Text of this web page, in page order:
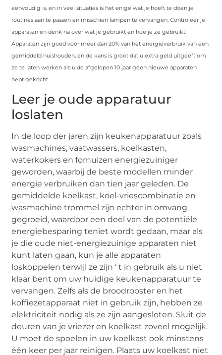
eenvoudig is, en in veel situaties is het enige wat je hoeft te doen je
routines aan te passen en misschien lampen te vervangen. Controleer je
apparaten en denk na over wat je gebruikt en hoe je ze gebruikt.
Apparaten zijn goed voor meer dan 20% van het energieverbruik van een
gemiddeld huishouden, en de kans is groot dat u extra geld uitgeeft om
ze te laten werken als u de afgelopen 10 jaar geen nieuwe apparaten
hebt gekocht.
Leer je oude apparatuur
loslaten
In de loop der jaren zijn keukenapparatuur zoals
wasmachines, vaatwassers, koelkasten,
waterkokers en fornuizen energiezuiniger
geworden, waarbij de beste modellen minder
energie verbruiken dan tien jaar geleden. De
gemiddelde koelkast, koel-vriescombinatie en
wasmachine trommel zijn echter in omvang
gegroeid, waardoor een deel van de potentiële
energiebesparing teniet wordt gedaan, maar als
je die oude niet-energiezuinige apparaten niet
kunt laten gaan, kun je alle apparaten
loskoppelen terwijl ze zijn ‘ t in gebruik als u niet
klaar bent om uw huidige keukenapparatuur te
vervangen. Zelfs als de broodrooster en het
koffiezetapparaat niet in gebruik zijn, hebben ze
elektriciteit nodig als ze zijn aangesloten. Sluit de
deuren van je vriezer en koelkast zoveel mogelijk.
U moet de spoelen in uw koelkast ook minstens
één keer per jaar reinigen. Plaats uw koelkast niet